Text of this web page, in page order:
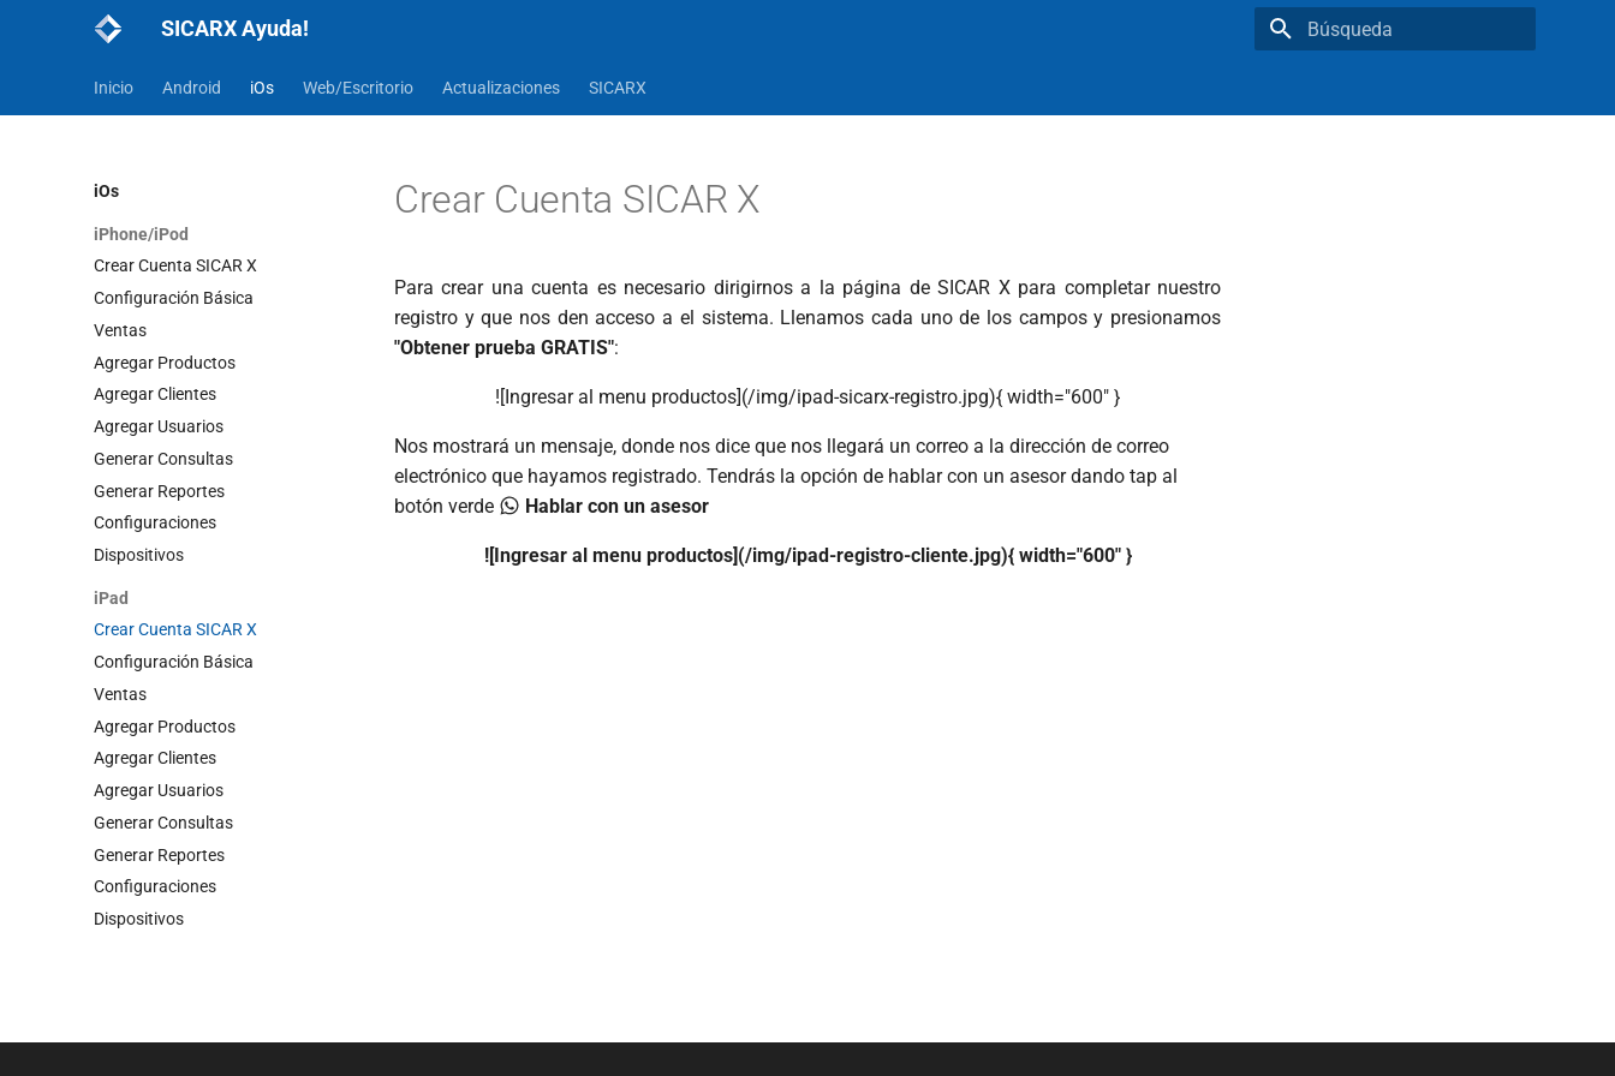
SICARX Ayuda!
Inicio Android iOs Web/Escritorio Actualizaciones SICARX
iOs
iPhone/iPod
Crear Cuenta SICAR X
Configuración Básica
Ventas
Agregar Productos
Agregar Clientes
Agregar Usuarios
Generar Consultas
Generar Reportes
Configuraciones
Dispositivos
iPad
Crear Cuenta SICAR X
Configuración Básica
Ventas
Agregar Productos
Agregar Clientes
Agregar Usuarios
Generar Consultas
Generar Reportes
Configuraciones
Dispositivos
Crear Cuenta SICAR X
Para crear una cuenta es necesario dirigirnos a la página de SICAR X para completar nuestro
registro y que nos den acceso a el sistema. Llenamos cada uno de los campos y presionamos
"Obtener prueba GRATIS":
![Ingresar al menu productos](/img/ipad-sicarx-registro.jpg){ width="600" }
Nos mostrará un mensaje, donde nos dice que nos llegará un correo a la dirección de correo
electrónico que hayamos registrado. Tendrás la opción de hablar con un asesor dando tap al
botón verde
Hablar con un asesor
![Ingresar al menu productos](/img/ipad-registro-cliente.jpg){ width="600" }